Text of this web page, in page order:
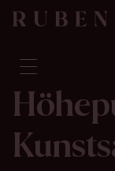
Besuch
Sehen &